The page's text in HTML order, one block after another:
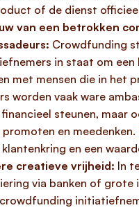
of de dienst
van een betrokken
Crowdfunding
in staat om
met mensen die in het
worden vaak ware
financieel steunen, maar
en
en een
creatieve vrijheid: In
via banken of grote